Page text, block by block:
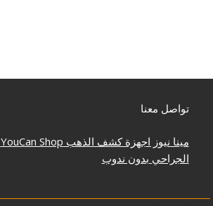
تواصل معنا
مينا نيوز اجهزة كشف الذهب YouCan Shop
الجراحي بدون ندوب